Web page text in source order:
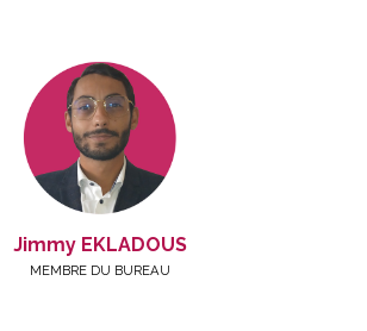
Jimmy EKLADOUS
MEMBRE DU BUREAU